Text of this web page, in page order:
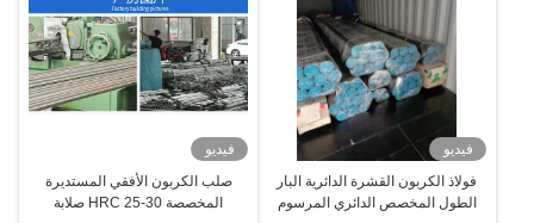
فيديو
فولاذ الكربون القشرة الدائرية البار
الطول المخصص الدائري المرسوم
فيديو
صلب الكربون الأفقي المستديرة
المخصصة HRC 25-30 صلابة